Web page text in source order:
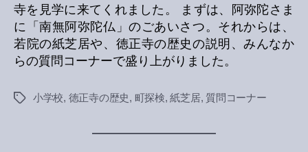
寺を見学に来てくれました。 まずは、阿弥陀さま
に「南無阿弥陀仏」のごあいさつ。それからは、
若院の紙芝居や、徳正寺の歴史の説明、みんなか
らの質問コーナーで盛り上がりました。
Tags小学校, 徳正寺の歴史, 町探検,紙芝居, 質問コーナー